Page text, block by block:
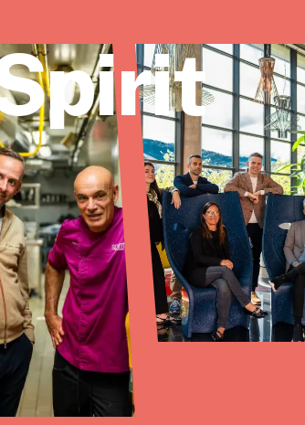
somos Servicios We Are Inside